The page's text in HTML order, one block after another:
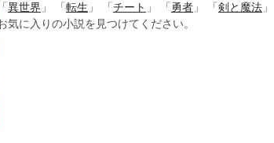
「 異世界 」 「 転生 」 「 チート 」 「 勇者 」 「 剣と魔法
気に入りの小説を見つけてください。